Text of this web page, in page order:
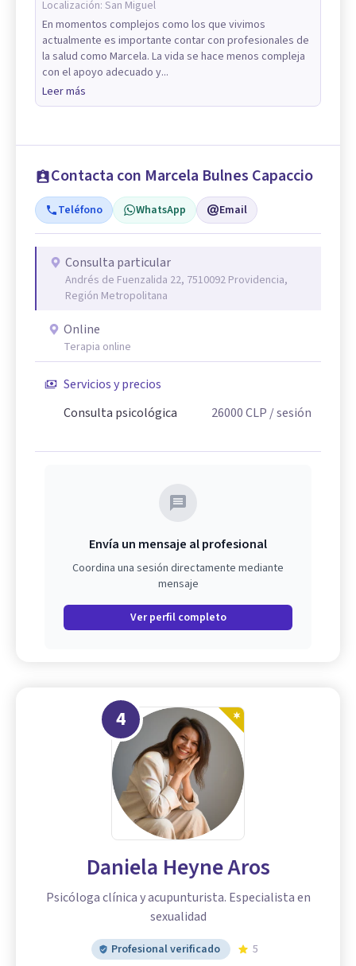
Localización: San Miguel
En momentos complejos como los que vivimos
actualmente es importante contar con profesionales de
la salud como Marcela. La vida se hace menos compleja
con el apoyo adecuado y...
Leer más
Contacta con Marcela Bulnes Capaccio
Teléfono WhatsApp Email
Consulta particular
Andrés de Fuenzalida 22, 7510092 Providencia,
Región Metropolitana
Online
Terapia online
Servicios y precios
Consulta psicológica
26000CLP / sesión
Envía un mensaje al profesional
Coordina una sesión directamente mediante
mensaje
Ver perfil completo
4
Daniela Heyne Aros
Psicóloga clínica y acupunturista. Especialista en
sexualidad
Profesional verificado
5